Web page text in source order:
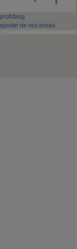
profil blog
ajouter de vos amies